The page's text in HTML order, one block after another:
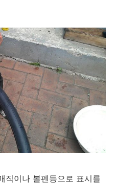
직이나 볼펜등으로 표시를